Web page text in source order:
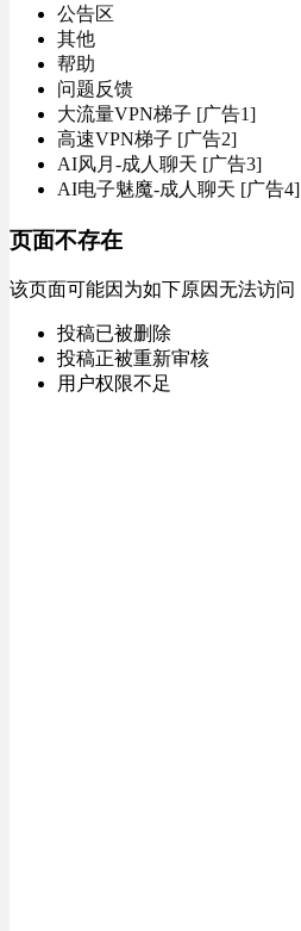
公告区
其他
帮助
问题反馈
大流量VPN梯子 [广告1]
高速VPN梯子 [广告2]
AI风月-成人聊天 [广告3]
AI电子魅魔-成人聊天 [广告4]
页面不存在
该页面可能因为如下原因无法访问
投稿已被删除
投稿正被重新审核
用户权限不足